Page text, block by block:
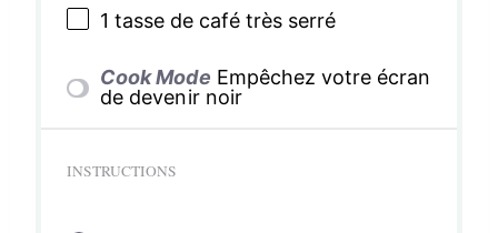
1 tasse de café très serré
Cook Mode Empêchez votre écran
de devenir noir
INSTRUCTIONS